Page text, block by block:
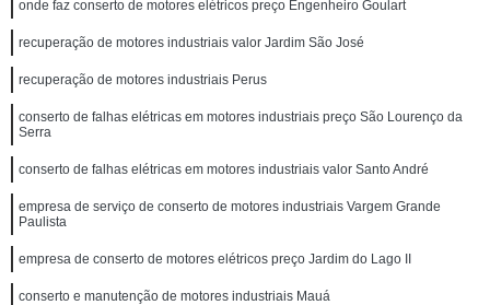
onde faz conserto de motores elétricos preço Engenheiro Goulart
recuperação de motores industriais valor Jardim São José
recuperação de motores industriais Perus
conserto de falhas elétricas em motores industriais preço São Lourenço da
Serra
conserto de falhas elétricas em motores industriais valor Santo André
empresa de serviço de conserto de motores industriais Vargem Grande
Paulista
empresa de conserto de motores elétricos preço Jardim do Lago II
conserto e manutenção de motores industriais Mauá